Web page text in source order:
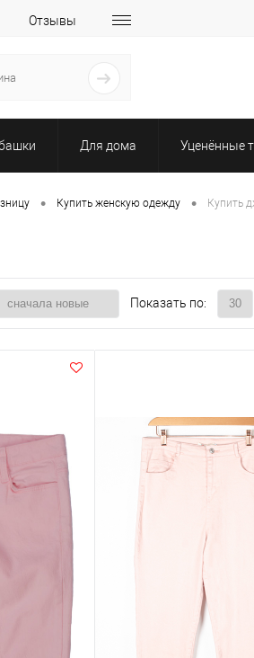
Отзывы
Для дома Уценённые
• Купить женскую одежду • Купить
Показать по: